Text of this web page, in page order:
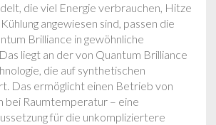
die viel Energie verbrauchen, Hitze
angewiesen sind, passen die
Brilliance in gewöhnliche
liegt an der von Quantum Brilliance
die auf synthetischen
Das ermöglicht einen Betrieb von
bei Raumtemperatur – eine
für die unkompliziertere